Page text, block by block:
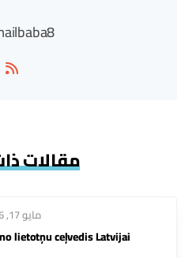
مقالات
مايو 17, 2026
lietotņu ceļvedis Latvijai